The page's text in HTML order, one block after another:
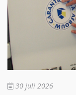
30 juli 2026